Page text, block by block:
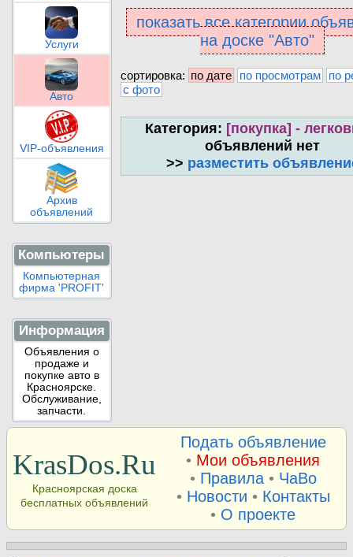
Услуги
Авто
VIP-объявления
Архив
объявлений
Компьютеры
Компьютерная
фирма 'PROFIT'
Информация
Объявления о
продаже и
покупке авто в
Красноярске.
Обслуживание,
запчасти.
показать все категории
на доске "Авто"
сортировка: по дате по просмотрам
по
с фото
Категория: [покупка] -
объявлений нет
>> разместить
KrasDos.Ru
Красноярская доска
бесплатных объявлений
Подать объявление
• Мои объявления
• Правила• ЧаВо
• Новости • Контакты
• О проекте